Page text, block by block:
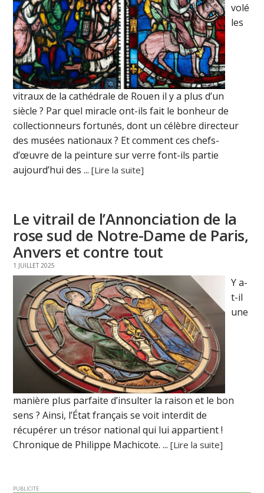
volé
les
vitraux de la cathédrale de Rouen il y a plus d’un
siècle ? Par quel miracle ont-ils fait le bonheur de
collectionneurs fortunés, dont un célèbre directeur
des musées nationaux ? Et comment ces chefs-
d’œuvre de la peinture sur verre font-ils partie
aujourd’hui des ...[Lire la suite]
Le vitrail de l’Annonciation de la
rose sud de Notre-Dame de Paris,
Anvers et contre tout
1 JUILLET 2025
Y a-
t-il
une
manière plus parfaite d’insulter la raison et le bon
sens ? Ainsi, l’État français se voit interdit de
récupérer un trésor national qui lui appartient !
Chronique de Philippe Machicote. ...[Lire la suite]
PUBLICITE